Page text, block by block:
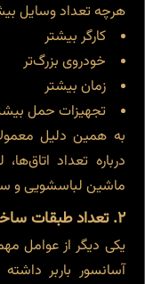
هرچه تعداد وسایل
کارگر بیشتر
خودروی بزرگ‌تر
زمان بیشتر
تجهیزات حمل
به همین دلیل
درباره تعداد
ماشین لباسشویی و
۲. تعداد طبقات ساختمان
یکی دیگر از عوامل
آسانسور باربر